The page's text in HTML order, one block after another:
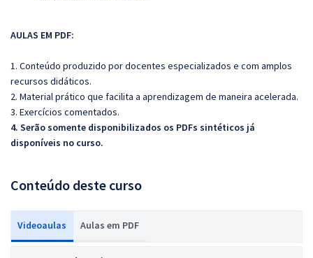
AULAS EM PDF:
1. Conteúdo produzido por docentes especializados e com amplos
recursos didáticos.
2. Material prático que facilita a aprendizagem de maneira acelerada.
3. Exercícios comentados.
4. Serão somente disponibilizados os PDFs sintéticos já
disponíveis no curso.
Conteúdo deste curso
Videoaulas Aulas em PDF